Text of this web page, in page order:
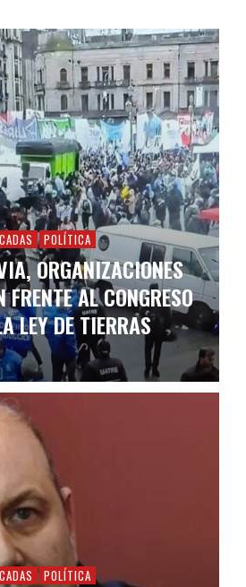
POLÍTICA
ORGANIZACIONES
FRENTE AL CONGRESO
LEY DE TIERRAS
POLÍTICA